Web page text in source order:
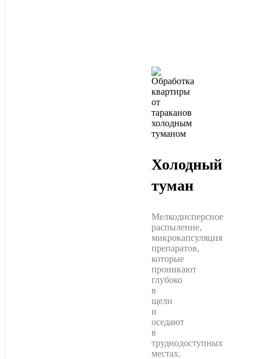
Холодный
туман
Мелкодисперсное
распыление,
микрокапсуляция
препаратов,
которые
проникают
глубоко
в
щели
и
оседают
в
труднодоступных
местах.